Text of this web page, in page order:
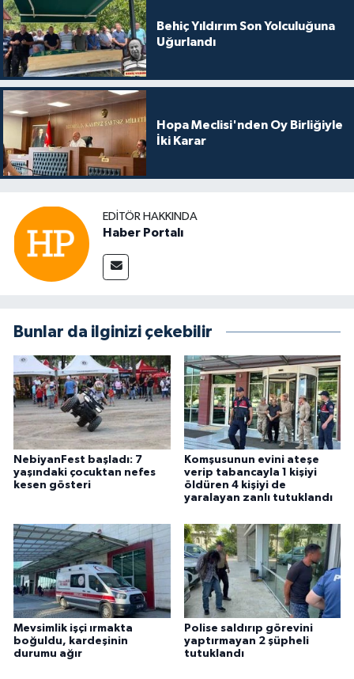
Behiç Yıldırım Son Yolculuğuna
Uğurlandı
Hopa Meclisi'nden Oy Birliğiyle
İki Karar
EDITÖR HAKKINDA
Haber Portalı
Bunlar da ilginizi çekebilir
NebiyanFest başladı: 7
yaşındaki çocuktan nefes
kesen gösteri
Komşusunun evini ateşe
verip tabancayla 1 kişiyi
öldüren 4 kişiyi de
yaralayan zanlı tutuklandı
Mevsimlik işçi ırmakta
boğuldu, kardeşinin
durumu ağır
Polise saldırıp görevini
yaptırmayan 2 şüpheli
tutuklandı